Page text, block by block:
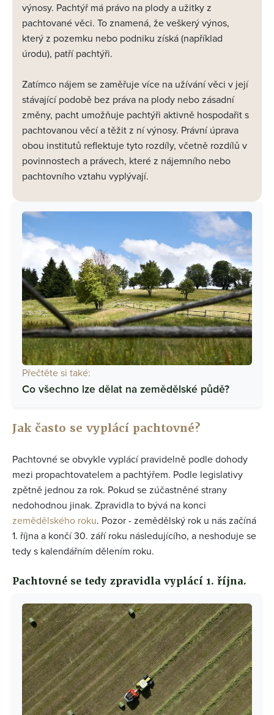
výnosy. Pachtýř má právo na plody a užitky z
pachtované věci. To znamená, že veškerý výnos,
který z pozemku nebo podniku získá (například
úrodu), patří pachtýři.
Zatímco nájem se zaměřuje více na užívání věci v její
stávající podobě bez práva na plody nebo zásadní
změny, pacht umožňuje pachtýři aktivně hospodařit s
pachtovanou věcí a těžit z ní výnosy. Právní úprava
obou institutů reflektuje tyto rozdíly, včetně rozdílů v
povinnostech a právech, které z nájemního nebo
pachtovního vztahu vyplývají.
Přečtěte si také:
Co všechno lze dělat na zemědělské půdě?
Jak často se vyplácí pachtovné?
Pachtovné se obvykle vyplácí pravidelně podle dohody
mezi propachtovatelem a pachtýřem. Podle legislativy
zpětně jednou za rok. Pokud se zúčastněné strany
nedohodnou jinak. Zpravidla to bývá na konci
zemědělského roku. Pozor - zemědělský rok u nás začíná
1. října a končí 30. září roku následujícího, a neshoduje se
tedy s kalendářním dělením roku.
Pachtovné se tedy zpravidla vyplácí 1. října.